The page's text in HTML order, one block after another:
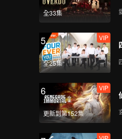
全33集
5
全25集
VIP
6
更新到第152集
VIP